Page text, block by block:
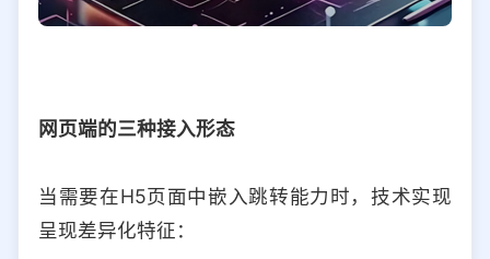
网页端的三种接入形态
当需要在H5页面中嵌入跳转能力时，技术实现
呈现差异化特征：